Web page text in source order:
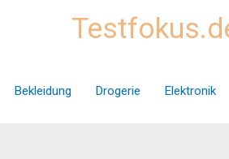
Bekleidung Drogerie Elektronik